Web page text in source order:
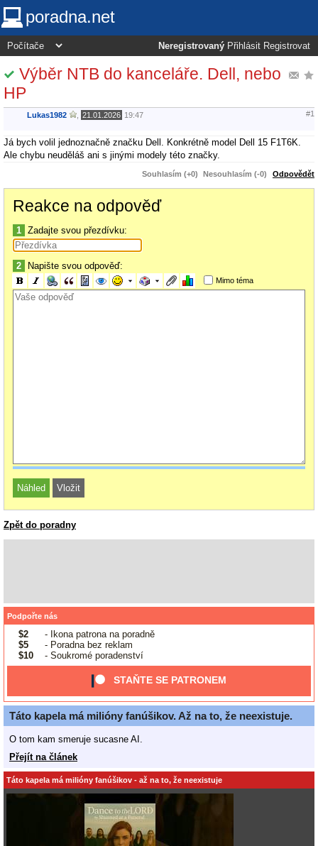
poradna.net
Neregistrovaný Přihlásit Registrovat
Výběr NTB do kanceláře. Dell, nebo
HP
Lukas1982 21.01.2026 19:47 #1
Já bych volil jednoznačně značku Dell. Konkrétně model Dell 15 F1T6K.
Ale chybu neuděláš ani s jinými modely této značky.
Souhlasím (+0) Nesouhlasím (-0) Odpovědět
Reakce na odpověď
1 Zadajte svou přezdívku:
2 Napište svou odpověď:
Mimo téma
Zpět do poradny
Podpořte nás
$2
- Ikona patrona na poradně
$5
- Poradna bez reklam
$10
- Soukromé poradenství
STAŇTE SE PATRONEM
Táto kapela má milióny fanúšikov. Až na to, že neexistuje.
O tom kam smeruje sucasne AI.
Přejít na článek
Táto kapela má milióny fanúšikov - až na to, že neexistuje